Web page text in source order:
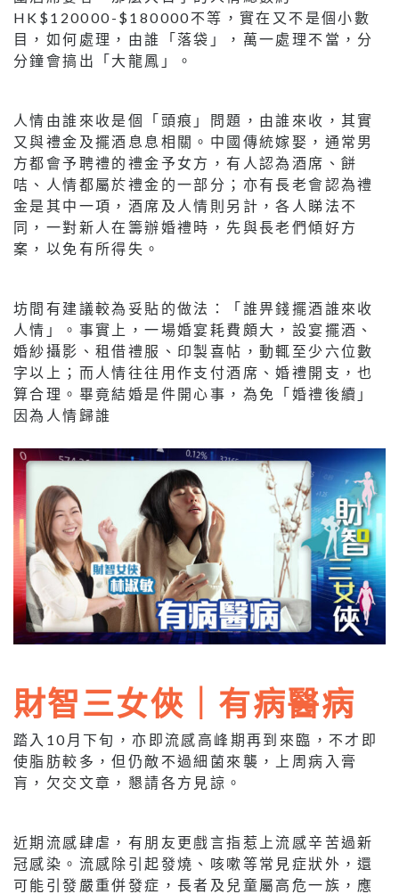
HK$120000-$180000不等，實在又不是個小數
目，如何處理，由誰「落袋」，萬一處理不當，分
分鐘會搞出「大龍鳳」。
人情由誰來收是個「頭痕」問題，由誰來收，其實
又與禮金及擺酒息息相關。中國傳統嫁娶，通常男
方都會予聘禮的禮金予女方，有人認為酒席、餅
咭、人情都屬於禮金的一部分；亦有長老會認為禮
金是其中一項，酒席及人情則另計，各人睇法不
同，一對新人在籌辦婚禮時，先與長老們傾好方
案，以免有所得失。
坊間有建議較為妥貼的做法：「誰畀錢擺酒誰來收
人情」。事實上，一場婚宴耗費頗大，設宴擺酒、
婚紗攝影、租借禮服、印製喜帖，動輒至少六位數
字以上；而人情往往用作支付酒席、婚禮開支，也
算合理。畢竟結婚是件開心事，為免「婚禮後續」
因為人情歸誰
財智三女俠｜有病醫病
踏入10月下旬，亦即流感高峰期再到來臨，不才即
使脂肪較多，但仍敵不過細菌來襲，上周病入膏
肓，欠交文章，懇請各方見諒。
近期流感肆虐，有朋友更戲言指惹上流感辛苦過新
冠感染。流感除引起發燒、咳嗽等常見症狀外，還
可能引發嚴重併發症，長者及兒童屬高危一族，應